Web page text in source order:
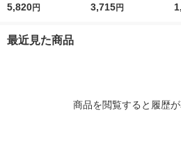
詰め替え メガジャン
5,820円
め替え 特大 2000mL
3,715円
最近見た商品
商品を閲覧すると履歴